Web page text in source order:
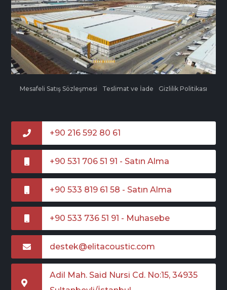
Mesafeli Satış Sözleşmesi Teslimat ve İade Gizlilik Politikası
+90 216 592 80 61
+90 531 706 51 91 - Satın Alma
+90 533 819 61 58 - Satın Alma
+90 533 736 51 91 - Muhasebe
destek@elitacoustic.com
Adil Mah. Said Nursi Cd. No:15, 34935